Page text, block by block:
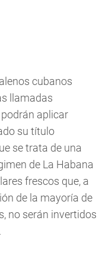
cubanos
llamadas
aplicar
su título
se trata de una
de La Habana
frescos que, a
de la mayoría de
no serán invertidos
.